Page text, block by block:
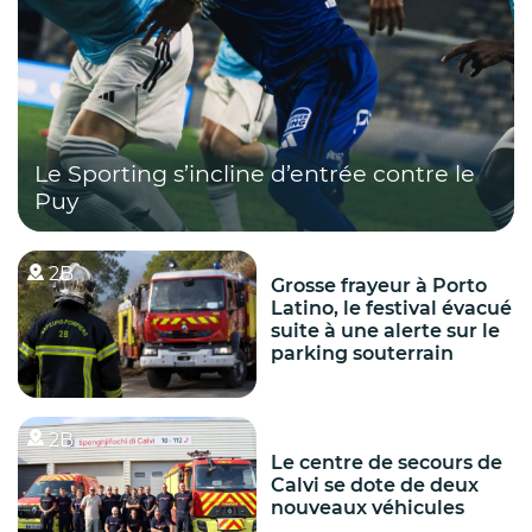
Le Sporting s’incline d’entrée contre le
Puy
2B
Grosse frayeur à Porto
Latino, le festival évacué
suite à une alerte sur le
parking souterrain
2B
Le centre de secours de
Calvi se dote de deux
nouveaux véhicules